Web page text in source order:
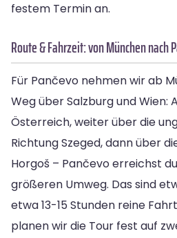
festem Termin an.
Route & Fahrzeit: von München nach
Für Pančevo nehmen wir ab
Weg über Salzburg und Wien:
Österreich, weiter über die
Richtung Szeged, dann über
Horgoš – Pančevo erreichst
größeren Umweg. Das sind
etwa 13-15 Stunden reine
planen wir die Tour fest auf